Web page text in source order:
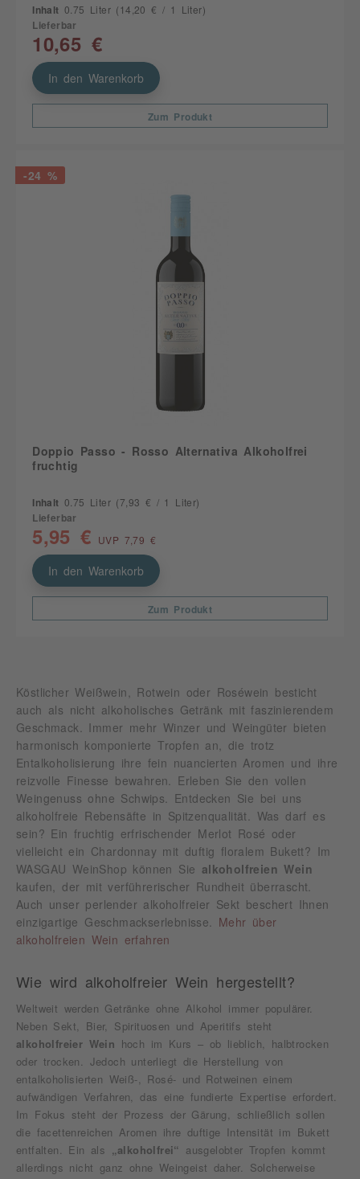
Inhalt 0.75 Liter (14,20 € / 1 Liter)
Lieferbar
10,65 €
In den Warenkorb
Zum Produkt
-24 %
Doppio Passo - Rosso Alternativa Alkoholfrei
fruchtig
Inhalt 0.75 Liter (7,93 € / 1 Liter)
Lieferbar
5,95 € UVP 7,79 €
In den Warenkorb
Zum Produkt
Köstlicher Weißwein, Rotwein oder Roséwein besticht
auch als nicht alkoholisches Getränk mit faszinierendem
Geschmack. Immer mehr Winzer und Weingüter bieten
harmonisch komponierte Tropfen an, die trotz
Entalkoholisierung ihre fein nuancierten Aromen und ihre
reizvolle Finesse bewahren. Erleben Sie den vollen
Weingenuss ohne Schwips. Entdecken Sie bei uns
alkoholfreie Rebensäfte in Spitzenqualität. Was darf es
sein? Ein fruchtig erfrischender Merlot Rosé oder
vielleicht ein Chardonnay mit duftig floralem Bukett? Im
WASGAU WeinShop können Sie alkoholfreien Wein
kaufen, der mit verführerischer Rundheit überrascht.
Auch unser perlender alkoholfreier Sekt beschert Ihnen
einzigartige Geschmackserlebnisse.
Mehr über
alkoholfreien Wein erfahren
Wie wird alkoholfreier Wein hergestellt?
Weltweit werden Getränke ohne Alkohol immer populärer.
Neben Sekt, Bier, Spirituosen und Aperitifs steht
alkoholfreier Wein hoch im Kurs – ob lieblich, halbtrocken
oder trocken. Jedoch unterliegt die Herstellung von
entalkoholisierten Weiß-, Rosé- und Rotweinen einem
aufwändigen Verfahren, das eine fundierte Expertise erfordert.
Im Fokus steht der Prozess der Gärung, schließlich sollen
die facettenreichen Aromen ihre duftige Intensität im Bukett
entfalten. Ein als
„alkoholfrei“
ausgelobter Tropfen kommt
allerdings nicht ganz ohne Weingeist daher. Solcherweise